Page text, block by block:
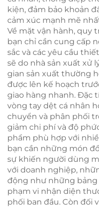
kiện, đảm bảo khoản
cảm xúc mạnh mẽ
Về mặt vận hành, quy
bạn chỉ cần cung cấp
sắc và các yêu cầu
sẽ do nhà sản xuất xử
gian sản xuất thường
được lên kế hoạch
giao hàng nhanh. Đặc
vòng tay dệt cá nhân
chuyển và phân phối
giảm chi phí và độ
phẩm phù hợp với
bạn cần những món
sự khiến người dùng
với doanh nghiệp,
động như những bảng
phạm vi nhận diện
phối ban đầu. Còn đối